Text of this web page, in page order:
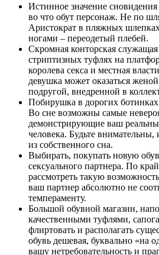
Истинное значение сновидения
во что обут персонаж. Не по
Аристократ в пляжных
ногами – переодетый плебей.
Скромная конторская
стриптизных туфлях на
королева секса и местная
девушка может оказаться
подругой, внедренной в
Побирушка в дорогих
Во сне возможны самые
демонстрирующие ваш
человека. Будьте внимательны,
из собственного сна.
Выбирать, покупать новую
сексуального партнера. По
рассмотреть такую
ваш партнер абсолютно не
темпераменту.
Большой обувной магазин,
качественными туфлями,
флиртовать и располагать
обувь дешевая, буквально «на
вашу нетребовательность и